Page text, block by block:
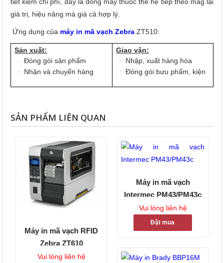
giá trị, hiệu năng mà giá cả hợp lý.
Ứng dụng của máy in mã vạch Zebra ZT510:
Sản xuất:
· Đóng gói sản phẩm
· Nhận và chuyển hàng
Giao vận:
· Nhập, xuất hàng hóa
· Đóng gói bưu phẩm, kiện
SẢN PHẨM LIÊN QUAN
Máy in mã vạch RFID
Zebra ZT610
Vui lòng liên hệ
Máy in mã vạch
Intermec PM43/PM43c
Vui lòng liên hệ
Đặt mua